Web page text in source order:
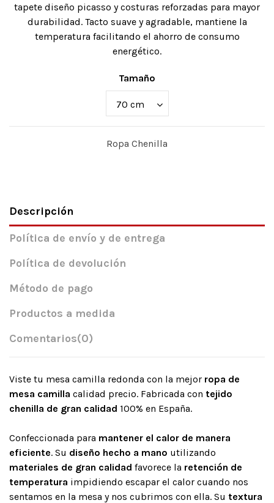
tapete diseño picasso y costuras reforzadas para mayor
durabilidad. Tacto suave y agradable, mantiene la
temperatura facilitando el ahorro de consumo
energético.
Tamaño
Ropa Chenilla
Descripción
Política de envío y de entrega
Política de devolución
Método de pago
Productos a medida
Comentarios(0)
Viste tu mesa camilla redonda con la mejor ropa de
mesa camilla calidad precio. Fabricada con tejido
chenilla de gran calidad 100% en España.
Confeccionada para mantener el calor de manera
eficiente. Su diseño hecho a mano utilizando
materiales de gran calidad favorece la retención de
temperatura impidiendo escapar el calor cuando nos
sentamos en la mesa y nos cubrimos con ella. Su textura